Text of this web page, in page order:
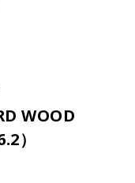
WOOD
）